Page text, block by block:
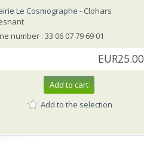
Le Cosmographe - Clohars
number : 33 06 07 79 69 01
EUR25.00
Add to cart
Add to the selection